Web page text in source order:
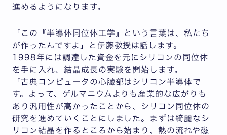
進めるようになります。
「この『半導体同位体工学』という言葉は、私たち
が作ったんですよ」と伊藤教授は話します。
1998年には調達した資金を元にシリコンの同位体
を手に入れ、結晶成長の実験を開始します。
「古典コンピュータの心臓部はシリコン半導体で
す。よって、ゲルマニウムよりも産業的な広がりも
あり汎用性が高かったことから、シリコン同位体の
研究を進めていくことにしました。まずは綺麗なシ
リコン結晶を作るところから始まり、熱の流れや磁